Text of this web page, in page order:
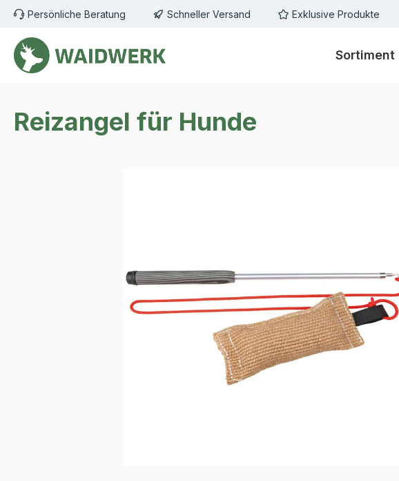
Hauptinhalt springen
Zur Suche springen
Zur Hauptnavigation springen
Persönliche Beratung Schneller Versand Exklusive Produkte
Sortiment
Reizangel für Hunde